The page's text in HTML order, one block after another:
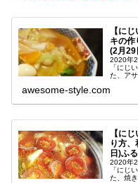
【に
キの作
(2月29
2020年
「にじ
た、ア
awesome-style.com
【に
り方
日)ふ
2020年
「にじ
た、焼